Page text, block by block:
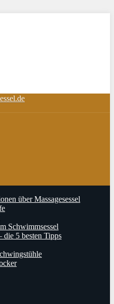
über Massagesessel
Schwimmsessel
die 5 besten Tipps